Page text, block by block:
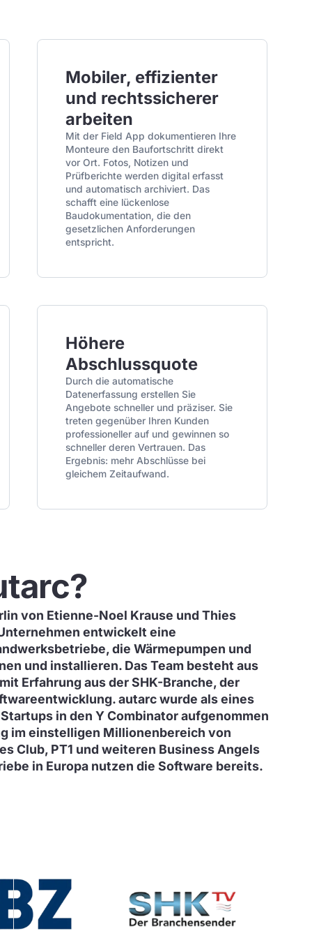
Mobiler, effizienter
und rechtssicherer
arbeiten
Mit der Field App dokumentieren Ihre
Monteure den Baufortschritt direkt
vor Ort. Fotos, Notizen und
Prüfberichte werden digital erfasst
und automatisch archiviert. Das
schafft eine lückenlose
Baudokumentation, die den
gesetzlichen Anforderungen
entspricht.
Höhere
Abschlussquote
Durch die automatische
Datenerfassung erstellen Sie
Angebote schneller und präziser. Sie
treten gegenüber Ihren Kunden
professioneller auf und gewinnen so
schneller deren Vertrauen. Das
Ergebnis: mehr Abschlüsse bei
gleichem Zeitaufwand.
von Etienne-Noel Krause und Thies
entwickelt eine
die Wärmepumpen und
und installieren. Das Team besteht aus
Erfahrung aus der SHK-Branche, der
autarc wurde als eines
in den Y Combinator aufgenommen
im einstelligen Millionenbereich von
Club, PT1 und weiteren Business Angels
in Europa nutzen die Software bereits.